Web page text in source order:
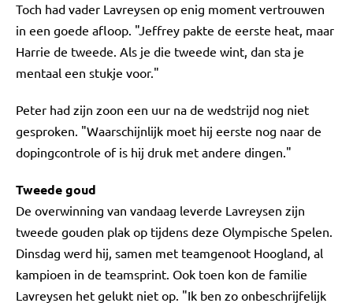
Toch had vader Lavreysen op enig moment vertrouwen
in een goede afloop. "Jeffrey pakte de eerste heat, maar
Harrie de tweede. Als je die tweede wint, dan sta je
mentaal een stukje voor."
Peter had zijn zoon een uur na de wedstrijd nog niet
gesproken. "Waarschijnlijk moet hij eerste nog naar de
dopingcontrole of is hij druk met andere dingen."
Tweede goud
De overwinning van vandaag leverde Lavreysen zijn
tweede gouden plak op tijdens deze Olympische Spelen.
Dinsdag werd hij, samen met teamgenoot Hoogland, al
kampioen in de teamsprint. Ook toen kon de familie
Lavreysen het gelukt niet op. "Ik ben zo onbeschrijfelijk